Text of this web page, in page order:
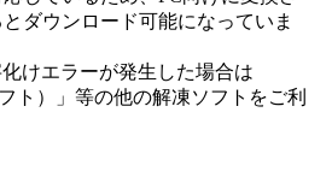
ダウンロード可能になっていま
けエラーが発生した場合は
ト）」等の他の解凍ソフトをご利